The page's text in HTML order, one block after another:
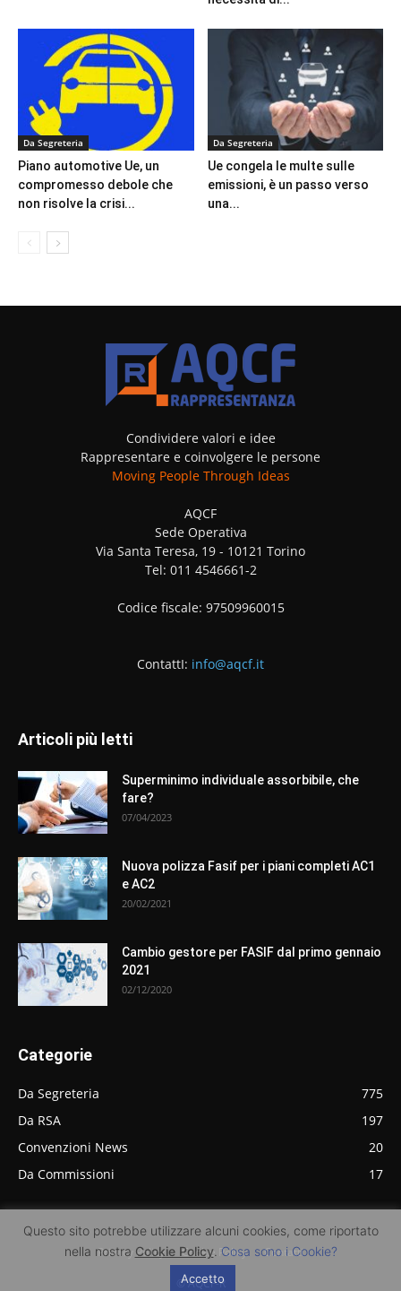
Da Segreteria
Piano automotive Ue, un
compromesso debole che
non risolve la crisi...
Da Segreteria
Ue congela le multe sulle
emissioni, è un passo verso
una...
Condividere valori e idee
Rappresentare e coinvolgere le persone
Moving People Through Ideas
AQCF
Sede Operativa
Via Santa Teresa, 19 - 10121 Torino
Tel: 011 4546661-2
Codice fiscale: 97509960015
ContattI: info@aqcf.it
Articoli più letti
Superminimo individuale assorbibile, che
fare?
07/04/2023
Nuova polizza Fasif per i piani completi AC1
e AC2
20/02/2021
Cambio gestore per FASIF dal primo gennaio
2021
02/12/2020
Categorie
Da Segreteria
775
Da RSA
197
Convenzioni News
20
Da Commissioni
17
Privacy Policy Cookie Policy Contatti
© AQCF-R
Questo sito potrebbe utilizzare alcuni cookies, come riportato
nella nostra Cookie Policy. Cosa sono i Cookie?
Accetto